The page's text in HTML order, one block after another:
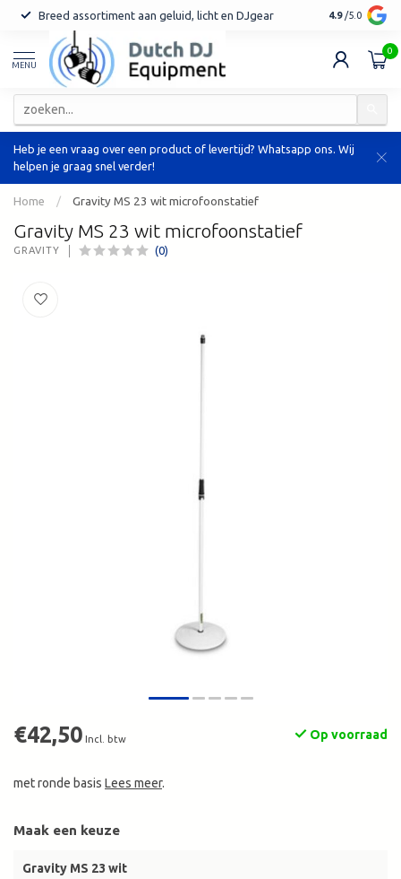
Breed assortiment aan geluid, licht en DJgear Tot 7 jaar
4.9 /5.0
MENU
0
Heb je een vraag over een product of levertijd? Whatsapp ons. Wij
helpen je graag snel verder!
Home / Gravity MS 23 wit microfoonstatief
Gravity MS 23 wit microfoonstatief
GRAVITY (0)
€42,50 Incl. btw Op voorraad
met ronde basis Lees meer.
Maak een keuze
Gravity MS 23 wit